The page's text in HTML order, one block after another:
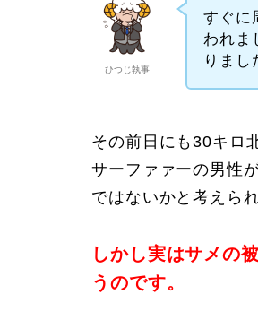
ひつじ執事
すぐに
われま
りまし
その前日にも30キロ
サーファァーの男性
ではないかと考えら
しかし実はサメの
うのです。